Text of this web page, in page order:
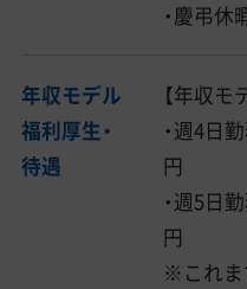
・慶弔休
年収モデル
福利厚生・
待遇
【年収モ
・週4日
円
・週5日
円
※これま